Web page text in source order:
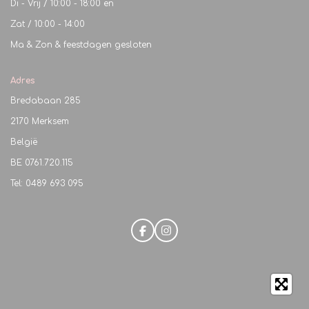
Di - Vrij / 10:00 - 18:00 en
Zat / 10:00 - 14:00
Ma & Zon & feestdagen gesloten
Adres
Bredabaan 285
2170 Merksem
België
BE 0761.720.115
Tel: 0489 693 095
F
a
I
n